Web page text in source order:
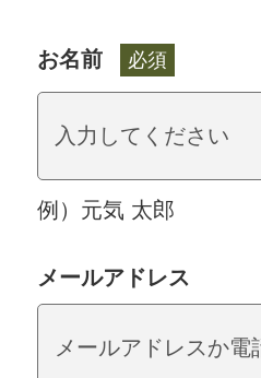
お名前 必須
例）元気 太郎
メールアドレス